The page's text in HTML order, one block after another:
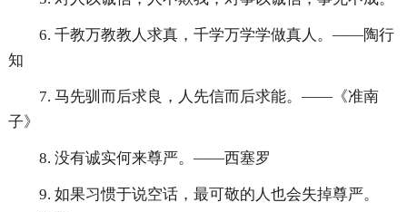
6. 千教万教教人求真，千学万学学做真人。——陶行
知
7. 马先驯而后求良，人先信而后求能。——《准南
子》
8. 没有诚实何来尊严。——西塞罗
9. 如果习惯于说空话，最可敬的人也会失掉尊严。